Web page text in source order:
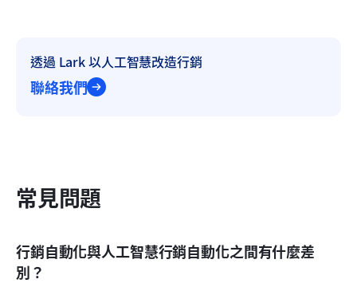
透過 Lark 以人工智慧改造行銷
聯絡我們
常見問題
行銷自動化與人工智慧行銷自動化之間有什麼差
別？